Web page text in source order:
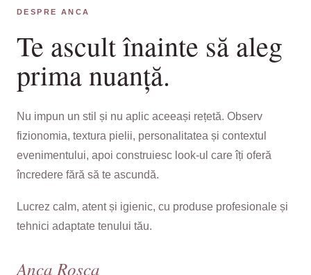
DESPRE ANCA
Te ascult înainte să aleg
prima nuanță.
Nu impun un stil și nu aplic aceeași rețetă. Observ
fizionomia, textura pielii, personalitatea și contextul
evenimentului, apoi construiesc look-ul care îți oferă
încredere fără să te ascundă.
Lucrez calm, atent și igienic, cu produse profesionale și
tehnici adaptate tenului tău.
Anca Roșca